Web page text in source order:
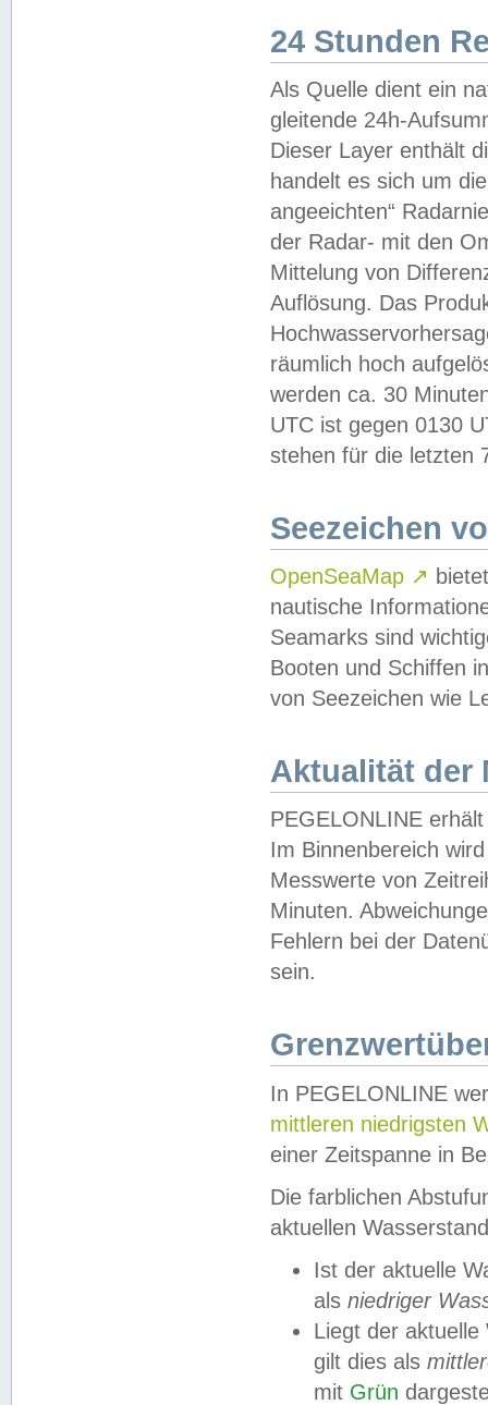
24 Stunden
Als Quelle dient ein
gleitende 24h-
Dieser Layer enthält
handelt es sich um
angeeichten“
der Radar- mit den
Mittelung von
Auflösung. Das
räumlich hoch
werden ca. 30
UTC ist gegen 0130
stehen für die letzten
Seezeichen
OpenSeaMap ↗
nautische
Seamarks sind
Booten und Schiffen
von Seezeichen wie
Aktualität der
PEGELONLINE
Im Binnenbereich
Messwerte von
Minuten.
Fehlern bei der
sein.
In PEGELONLINE
mittleren niedrigsten
einer Zeitspanne in
Die farblichen
aktuellen
Ist der aktuelle
als niedriger
Liegt der
gilt dies als
mit Grün